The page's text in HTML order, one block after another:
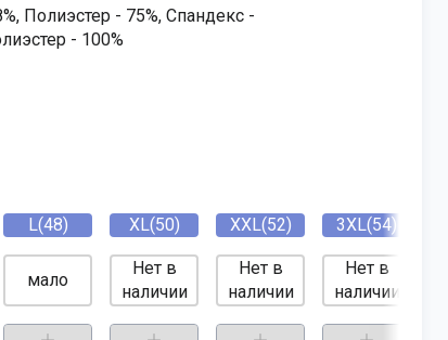
Полиэстер - 75%, Спандекс -
- 100%
L(48) XL(50) XXL(52) 3XL(54)
мало
Нет в
наличии
Нет в
наличии
Нет в
наличии